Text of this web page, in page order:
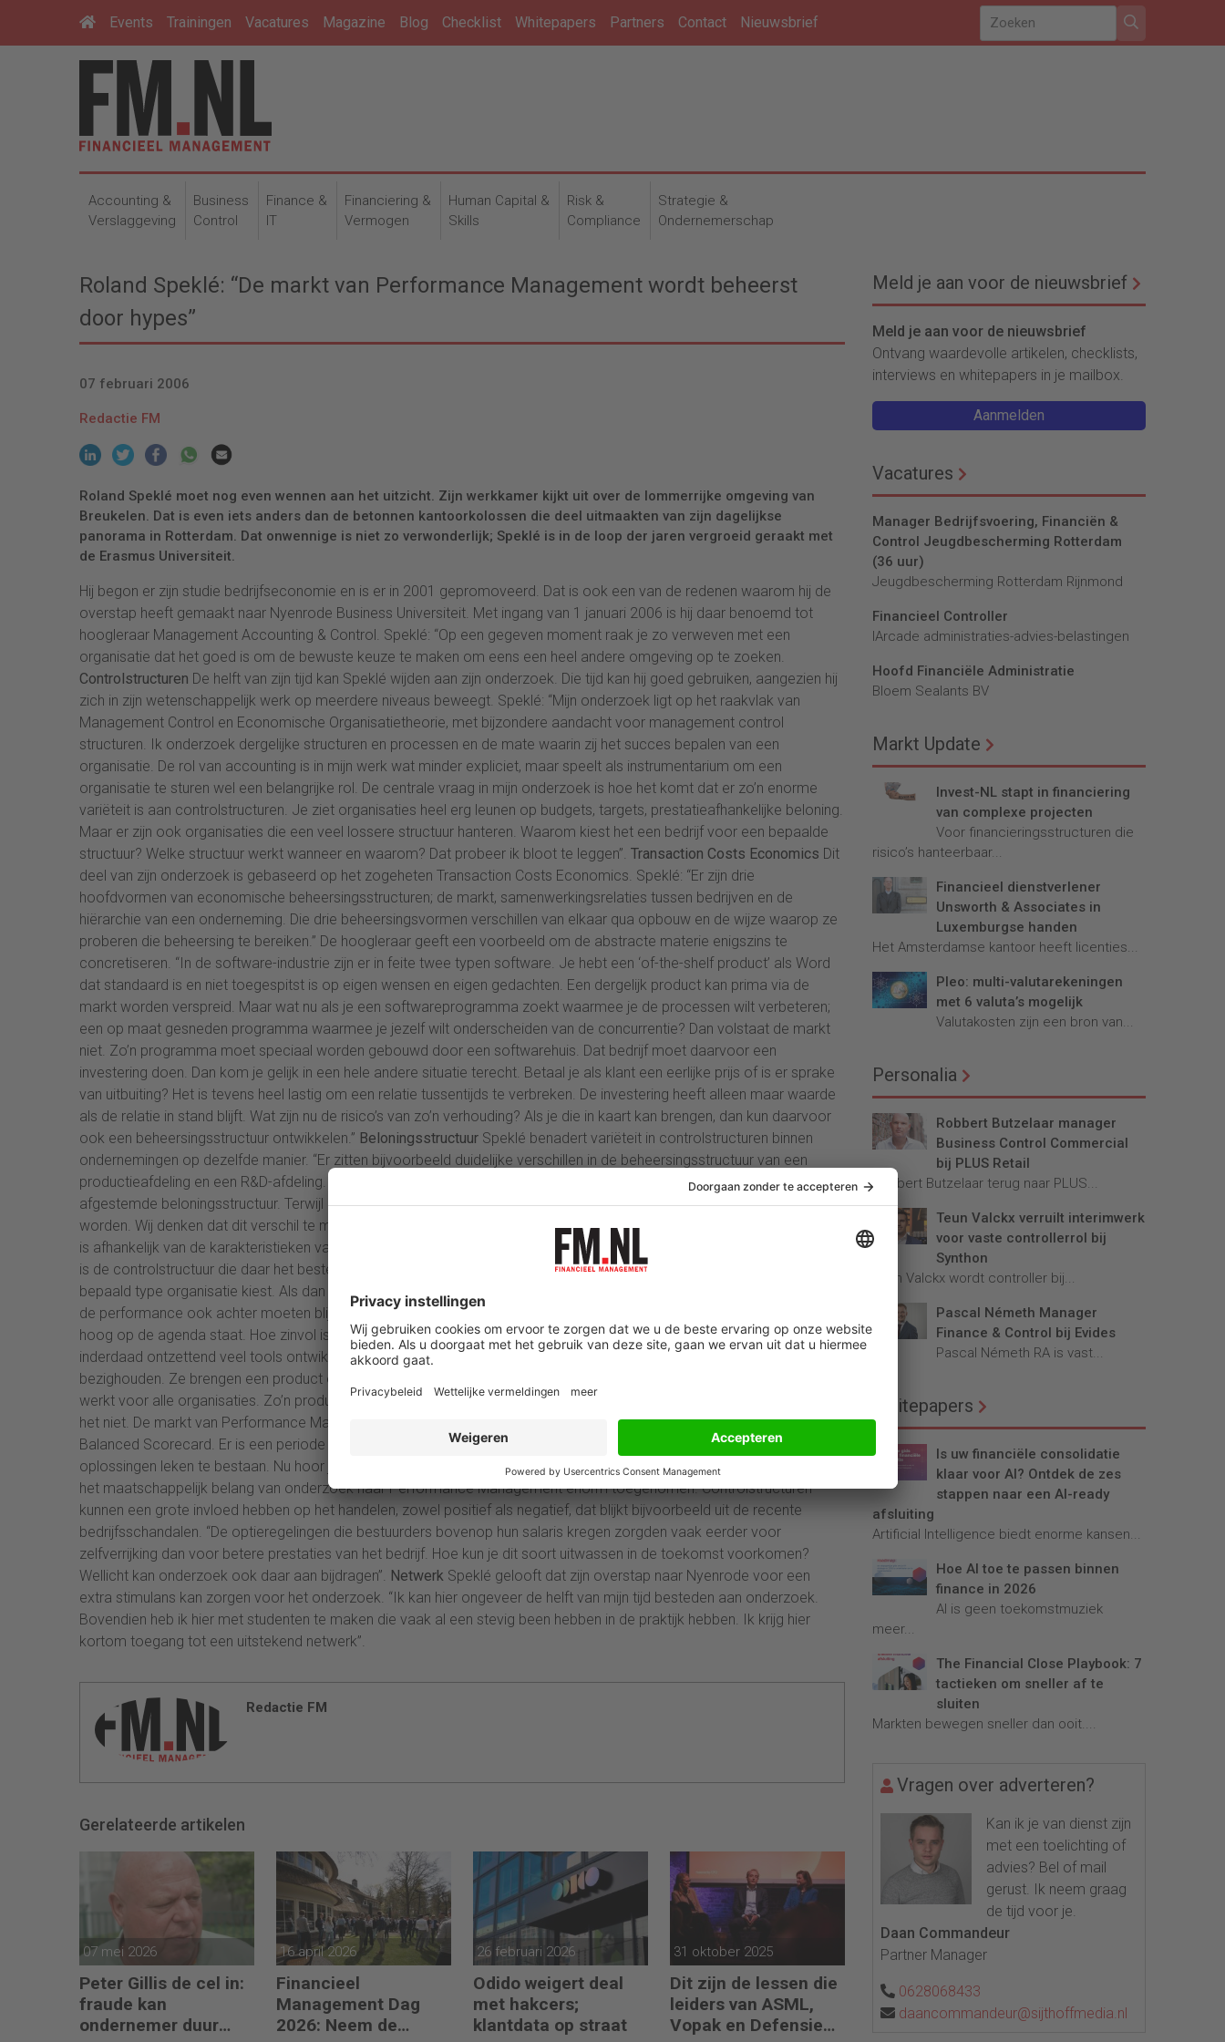
Events Trainingen Vacatures Magazine Blog Checklist Whitepapers Partners Contact Nieuwsbrief
Accounting &
Verslaggeving
Business
Control
Finance &
IT
Financiering &
Vermogen
Human Capital &
Skills
Risk &
Compliance
Strategie &
Ondernemerschap
Roland Speklé: “De markt van Performance Management wordt beheerst
door hypes”
07 februari 2006
Redactie FM
Roland Speklé moet nog even wennen aan het uitzicht. Zijn werkkamer kijkt uit over de lommerrijke omgeving van
Breukelen. Dat is even iets anders dan de betonnen kantoorkolossen die deel uitmaakten van zijn dagelijkse
panorama in Rotterdam. Dat onwennige is niet zo verwonderlijk; Speklé is in de loop der jaren vergroeid geraakt met
de Erasmus Universiteit.
Hij begon er zijn studie bedrijfseconomie en is er in 2001 gepromoveerd. Dat is ook een van de redenen waarom hij de
overstap heeft gemaakt naar Nyenrode Business Universiteit. Met ingang van 1 januari 2006 is hij daar benoemd tot
hoogleraar Management Accounting & Control. Speklé: “Op een gegeven moment raak je zo verweven met een
organisatie dat het goed is om de bewuste keuze te maken om eens een heel andere omgeving op te zoeken.
Controlstructuren De helft van zijn tijd kan Speklé wijden aan zijn onderzoek. Die tijd kan hij goed gebruiken, aangezien hij
zich in zijn wetenschappelijk werk op meerdere niveaus beweegt. Speklé: “Mijn onderzoek ligt op het raakvlak van
Management Control en Economische Organisatietheorie, met bijzondere aandacht voor management control
structuren. Ik onderzoek dergelijke structuren en processen en de mate waarin zij het succes bepalen van een
organisatie. De rol van accounting is in mijn werk wat minder expliciet, maar speelt als instrumentarium om een
organisatie te sturen wel een belangrijke rol. De centrale vraag in mijn onderzoek is hoe het komt dat er zo’n enorme
variëteit is aan controlstructuren. Je ziet organisaties heel erg leunen op budgets, targets, prestatieafhankelijke beloning.
Maar er zijn ook organisaties die een veel lossere structuur hanteren. Waarom kiest het een bedrijf voor een bepaalde
structuur? Welke structuur werkt wanneer en waarom? Dat probeer ik bloot te leggen”. Transaction Costs Economics Dit
deel van zijn onderzoek is gebaseerd op het zogeheten Transaction Costs Economics. Speklé: “Er zijn drie
hoofdvormen van economische beheersingsstructuren; de markt, samenwerkingsrelaties tussen bedrijven en de
hiërarchie van een onderneming. Die drie beheersingsvormen verschillen van elkaar qua opbouw en de wijze waarop ze
proberen die beheersing te bereiken.” De hoogleraar geeft een voorbeeld om de abstracte materie enigszins te
concretiseren. “In de software-industrie zijn er in feite twee typen software. Je hebt een ‘of-the-shelf product’ als Word
dat standaard is en niet toegespitst is op eigen wensen en eigen gedachten. Een dergelijk product kan prima via de
markt worden verspreid. Maar wat nu als je een softwareprogramma zoekt waarmee je de processen wilt verbeteren;
een op maat gesneden programma waarmee je jezelf wilt onderscheiden van de concurrentie? Dan volstaat de markt
niet. Zo’n programma moet speciaal worden gebouwd door een softwarehuis. Dat bedrijf moet daarvoor een
investering doen. Dan kom je gelijk in een hele andere situatie terecht. Betaal je als klant een eerlijke prijs of is er sprake
van uitbuiting? Het is tevens heel lastig om een relatie tussentijds te verbreken. De investering heeft alleen maar waarde
als de relatie in stand blijft. Wat zijn nu de risico’s van zo’n verhouding? Als je die in kaart kan brengen, dan kun daarvoor
ook een beheersingsstructuur ontwikkelen.” Beloningsstructuur Speklé benadert variëteit in controlstructuren binnen
ondernemingen op dezelfde manier. “Er zitten bijvoorbeeld duidelijke verschillen in de beheersingsstructuur van een
productieafdeling en een R&D-afdeling. Een productieafdeling heeft vaak te maken met scherpe targets en een daarop
afgestemde beloningsstructuur. Terwijl bij een afdeling Research & Development de teugels minder strak aangespannen
worden. Wij denken dat dit verschil te maken heeft met situatiegebonden effectiviteit; wat werkt in een bepaalde setting
is afhankelijk van de karakteristieken van die situatie. Op theoretische gronden kunnen we daar uitspraken over doen: “Dit
is de controlstructuur die daar het beste bij past”. Wij hopen dus te kunnen voorspellen voor welke controlstructuur een
bepaald type organisatie kiest. Als dan een concreet bedrijf een andere structuur kiest, dan zou als onze theorie klopt,
de performance ook achter moeten blijven”.
Hypes
Performance Management is een thema dat bij veel bedrijven al
hoog op de agenda staat. Hoe zinvol is het om er nog een onderzoek tegenaan te gooien? Speklé: “Er worden
inderdaad ontzettend veel tools ontwikkeld en oplossingen bedacht. Maar het zijn vooral consultants die zich daar mee
bezighouden. Ze brengen een product op de markt en presenteren het als Haarlemmer Olie, een wondermiddel dat
werkt voor alle organisaties. Zo’n product zal bij een aantal bedrijven best kunnen werken, maar voor veel anderen werkt
het niet. De markt van Performance Management wordt kortom nogal beheerst door hypes. Een goed voorbeeld is de
Balanced Scorecard. Er is een periode geweest waarin er op het gebied van Performance Management geen andere
oplossingen leken te bestaan. Nu hoor je bijna nooit meer wat over de Balanced Scorecard”.Bedrijfsschandalen
het maatschappelijk belang van onderzoek naar Performance Management enorm toegenomen. Controlstructuren
kunnen een grote invloed hebben op het handelen, zowel positief als negatief, dat blijkt bijvoorbeeld uit de recente
bedrijfsschandalen. “De optieregelingen die bestuurders bovenop hun salaris kregen zorgden vaak eerder voor
zelfverrijking dan voor betere prestaties van het bedrijf. Hoe kun je dit soort uitwassen in de toekomst voorkomen?
Wellicht kan onderzoek ook daar aan bijdragen”. Netwerk Speklé gelooft dat zijn overstap naar Nyenrode voor een
extra stimulans kan zorgen voor het onderzoek. “Ik kan hier ongeveer de helft van mijn tijd besteden aan onderzoek.
Bovendien heb ik hier met studenten te maken die vaak al een stevig been hebben in de praktijk hebben. Ik krijg hier
kortom toegang tot een uitstekend netwerk”.
Redactie FM
Gerelateerde artikelen
07 mei 2026
Peter Gillis de cel in:
fraude kan
ondernemer duur
16 april 2026
Financieel
Management Dag
2026: Neem de
26 februari 2026
Odido weigert deal
met hakcers;
klantdata op straat
31 oktober 2025
Dit zijn de lessen die
leiders van ASML,
Vopak en Defensie
Meld je aan voor de nieuwsbrief
Meld je aan voor de nieuwsbrief
Ontvang waardevolle artikelen, checklists,
interviews en whitepapers in je mailbox.
Aanmelden
Vacatures
Manager Bedrijfsvoering, Financiën &
Control Jeugdbescherming Rotterdam
(36 uur)
Jeugdbescherming Rotterdam Rijnmond
Financieel Controller
lArcade administraties-advies-belastingen
Hoofd Financiële Administratie
Bloem Sealants BV
Markt Update
Invest-NL stapt in financiering
van complexe projecten
Voor financieringsstructuren die
risico’s hanteerbaar...
Financieel dienstverlener
Unsworth & Associates in
Luxemburgse handen
Het Amsterdamse kantoor heeft licenties...
Pleo: multi-valutarekeningen
met 6 valuta’s mogelijk
Valutakosten zijn een bron van...
Personalia
Robbert Butzelaar manager
Business Control Commercial
bij PLUS Retail
Robbert Butzelaar terug naar PLUS...
Teun Valckx verruilt interimwerk
voor vaste controllerrol bij
Synthon
Teun Valckx wordt controller bij...
Pascal Németh Manager
Finance & Control bij Evides
Pascal Németh RA is vast...
Whitepapers
Is uw financiële consolidatie
klaar voor AI? Ontdek de zes
stappen naar een AI-ready
afsluiting
Artificial Intelligence biedt enorme kansen...
Hoe AI toe te passen binnen
finance in 2026
AI is geen toekomstmuziek
meer...
The Financial Close Playbook: 7
tactieken om sneller af te
sluiten
Markten bewegen sneller dan ooit....
Vragen over adverteren?
Kan ik je van dienst zijn
met een toelichting of
advies? Bel of mail
gerust. Ik neem graag
de tijd voor je.
Daan Commandeur
Partner Manager
0628068433
daancommandeur@sijthoffmedia.nl